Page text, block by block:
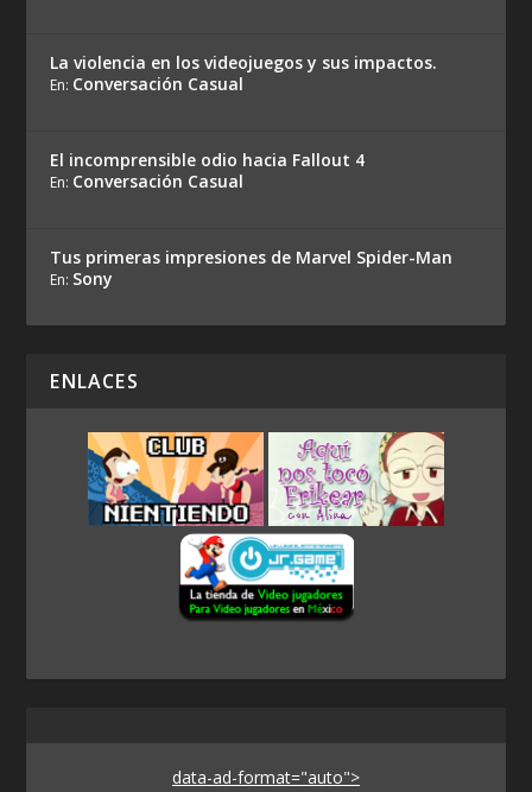
La violencia en los videojuegos y sus impactos.
En: Conversación Casual
El incomprensible odio hacia Fallout 4
En: Conversación Casual
Tus primeras impresiones de Marvel Spider-Man
En: Sony
ENLACES
data-ad-format="auto">